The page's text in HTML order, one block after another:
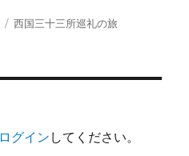
カ
西国三十三所巡礼の旅
ログイン してください。